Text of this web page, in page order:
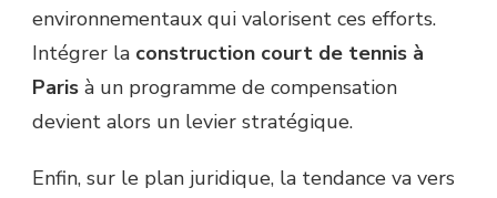
environnementaux qui valorisent ces efforts.
Intégrer la construction court de tennis à
Paris à un programme de compensation
devient alors un levier stratégique.
Enfin, sur le plan juridique, la tendance va vers